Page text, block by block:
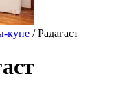
купе / Радагаст